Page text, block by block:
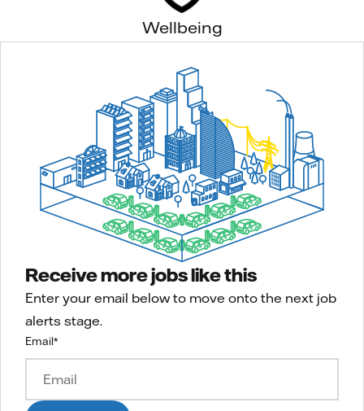
Wellbeing
Receive more jobs like this
Enter your email below to move onto the next job
alerts stage.
Email*